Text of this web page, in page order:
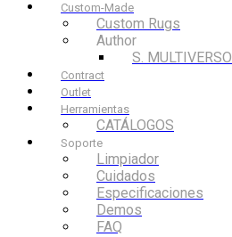
Custom-Made
Custom Rugs
Author
S. MULTIVERSO
Contract
Outlet
Herramientas
CATÁLOGOS
Soporte
Limpiador
Cuidados
Especificaciones
Demos
FAQ